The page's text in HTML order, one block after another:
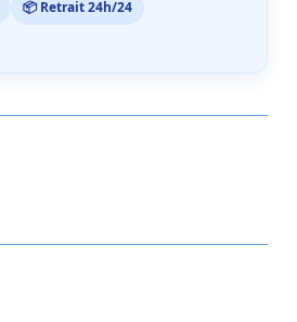
📦 Retrait 24h/24